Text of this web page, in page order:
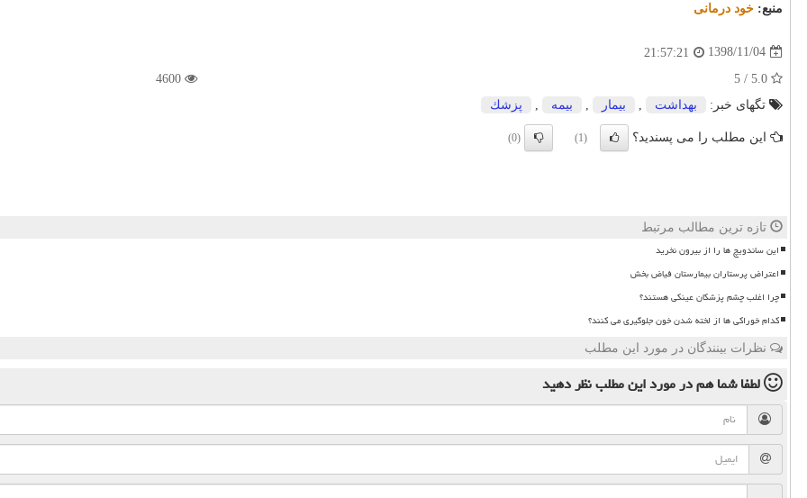
منبع: خود درمانی
1398/11/04
21:57:21
تگهای خبر:
بهداشت بیمار بیمه پزشك
این مطلب را می پسندید؟ (1)
(0)
تازه ترین مطالب مرتبط
این ساندویچ ها را از بیرون نخرید
اعتراض پرستاران بیمارستان فیاض بخش
چرا اغلب چشم پزشکان عینکی هستند؟
کدام خوراکی ها از لخته شدن خون جلوگیری می کنند؟
نظرات بینندگان در مورد این مطلب
لطفا شما همدر مورد این مطلبنظر دهید